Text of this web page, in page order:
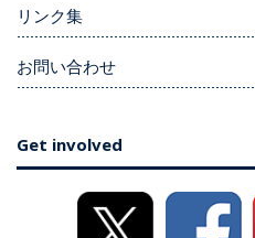
リンク集
お問い合わせ
Get involved